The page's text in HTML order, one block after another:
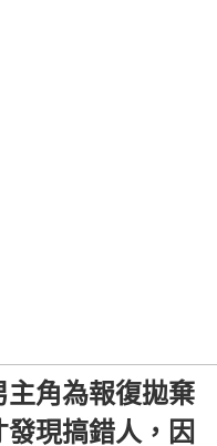
主角為報復拋棄
現搞錯人，因